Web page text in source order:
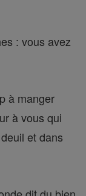
: vous avez
à manger
à vous qui
et dans